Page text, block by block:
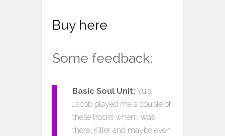
Buy here
Some feedback:
Basic Soul Unit: Yup,
Jacob played me a couple of
these tracks when I was
there. Killer and maybe even